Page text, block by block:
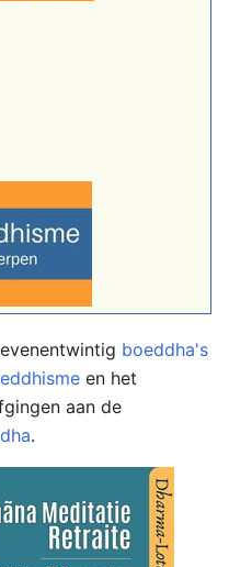
boeddha's
en het
aan de
.